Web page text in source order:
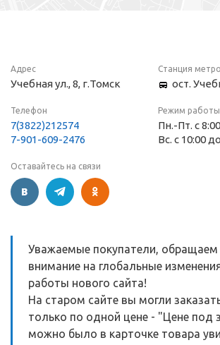
Адрес
Учебная ул., 8, г.Томск
Станция метро
ост.
Телефон
7(3822)212574
7-901-609-2476
Режим работы
Пн.-Пт. с
Вс. с 10:00
Оставайтесь на связи
Уважаемые покупатели,
внимание на глобальные
работы нового сайта!
На старом сайте вы могли
только по одной цене - "Цене под
можно было в карточке товара